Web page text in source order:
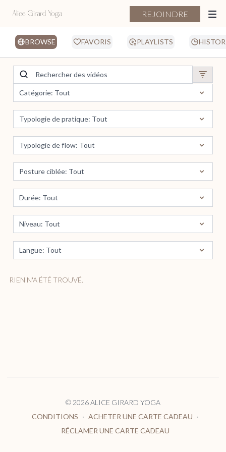
REJOINDRE
BROWSE FAVORIS PLAYLISTS
RIEN N'A ÉTÉ TROUVÉ.
© 2026 ALICE GIRARD YOGA
CONDITIONS ∙ ACHETER UNE CARTE CADEAU ∙
RÉCLAMER UNE CARTE CADEAU